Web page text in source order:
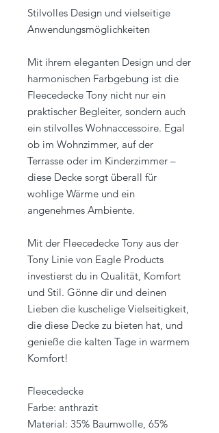
Stilvolles Design und vielseitige
Anwendungsmöglichkeiten
Mit ihrem eleganten Design und der
harmonischen Farbgebung ist die
Fleecedecke Tony nicht nur ein
praktischer Begleiter, sondern auch
ein stilvolles Wohnaccessoire. Egal
ob im Wohnzimmer, auf der
Terrasse oder im Kinderzimmer –
diese Decke sorgt überall für
wohlige Wärme und ein
angenehmes Ambiente.
Mit der Fleecedecke Tony aus der
Tony Linie von Eagle Products
investierst du in Qualität, Komfort
und Stil. Gönne dir und deinen
Lieben die kuschelige Vielseitigkeit,
die diese Decke zu bieten hat, und
genieße die kalten Tage in warmem
Komfort!
Fleecedecke
Farbe: anthrazit
Material: 35% Baumwolle, 65%